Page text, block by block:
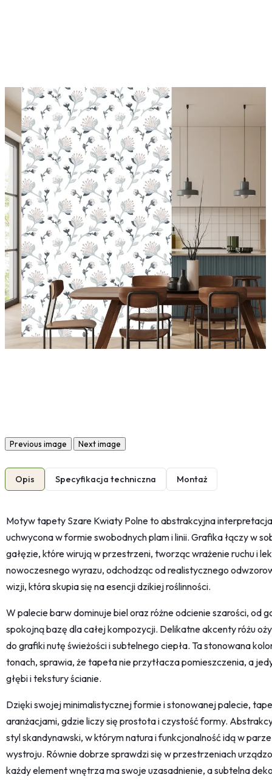
Previous image Next image
Opis Specyfikacja techniczna Montaż
Motyw tapety Szare Kwiaty Polne to abstrakcyjna
uchwycona w formie swobodnych plam i linii. Grafika łączy w
gałęzie, które wirują w przestrzeni, tworząc wrażenie ruchu i
nowoczesnego wyrazu, odchodząc od realistycznego
wizji, która skupia się na esencji dzikiej roślinności.
W palecie barw dominuje biel oraz różne odcienie szarości, od
spokojną bazę dla całej kompozycji. Delikatne akcenty różu
do grafiki nutę świeżości i subtelnego ciepła. Ta stonowana
tonach, sprawia, że tapeta nie przytłacza pomieszczenia, a
głębi i tekstury ścianie.
Dzięki swojej minimalistycznej formie i stonowanej palecie,
aranżacjami, gdzie liczy się prostota i czystość formy.
styl skandynawski, w którym natura i funkcjonalność idą w
wystroju. Równie dobrze sprawdzi się w przestrzeniach
każdy element wnętrza ma swoje uzasadnienie, a subtelna